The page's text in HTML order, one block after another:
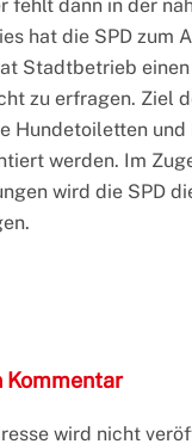
fehlt dann in der
hat die SPD zum
Stadtbetrieb einen
zu erfragen. Ziel
Hundetoiletten und
werden. Im
wird die SPD
Kommentar
wird nicht